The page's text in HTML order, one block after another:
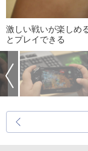
激しい戦いが楽しめ
とプレイできる